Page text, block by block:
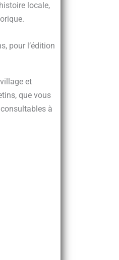
locale,
pour l’édition
et
que vous
à